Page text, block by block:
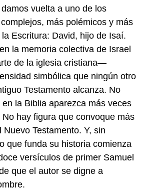
vuelta a uno de los
más polémicos y más
Escritura: David, hijo de Isaí.
la memoria colectiva de Israel
de la iglesia cristiana—
simbólica que ningún otro
Testamento alcanza. No
la Biblia aparezca más veces
hay figura que convoque más
Nuevo Testamento. Y, sin
que funda su historia comienza
versículos de primer Samuel
que el autor se digne a